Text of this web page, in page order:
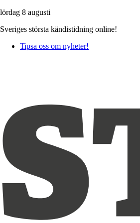
lördag 8 augusti
Sveriges största kändistidning online!
Tipsa oss om nyheter!